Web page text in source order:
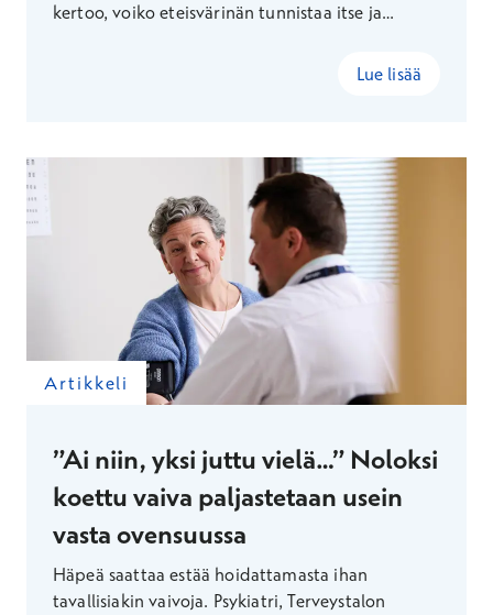
kertoo, voiko eteisvärinän tunnistaa itse ja
Lue lisää
Artikkeli
”Ai niin, yksi juttu vielä…” Noloksi
koettu vaiva paljastetaan usein
vasta ovensuussa
Häpeä saattaa estää hoidattamasta ihan
tavallisiakin vaivoja. Psykiatri, Terveystalon